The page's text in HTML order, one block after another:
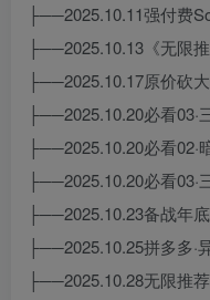
├──2025.10.11强付费
├──2025.10.13《无限
├──2025.10.17原价砍
├──2025.10.20必看03·
├──2025.10.20必看
├──2025.10.20必看03·
├──2025.10.23备战年
├──2025.10.25拼多多·
├──2025.10.28无限推